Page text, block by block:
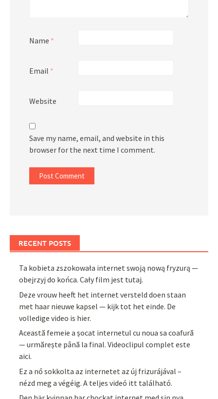
Name *
Email *
Website
Save my name, email, and website in this
browser for the next time I comment.
RECENT POSTS
Ta kobieta zszokowała internet swoją nową fryzurą —
obejrzyj do końca. Cały film jest tutaj.
Deze vrouw heeft het internet versteld doen staan
met haar nieuwe kapsel — kijk tot het einde. De
volledige video is hier.
Această femeie a șocat internetul cu noua sa coafură
— urmărește până la final. Videoclipul complet este
aici.
Ez a nő sokkolta az internetet az új frizurájával –
nézd meg a végéig. A teljes videó itt található.